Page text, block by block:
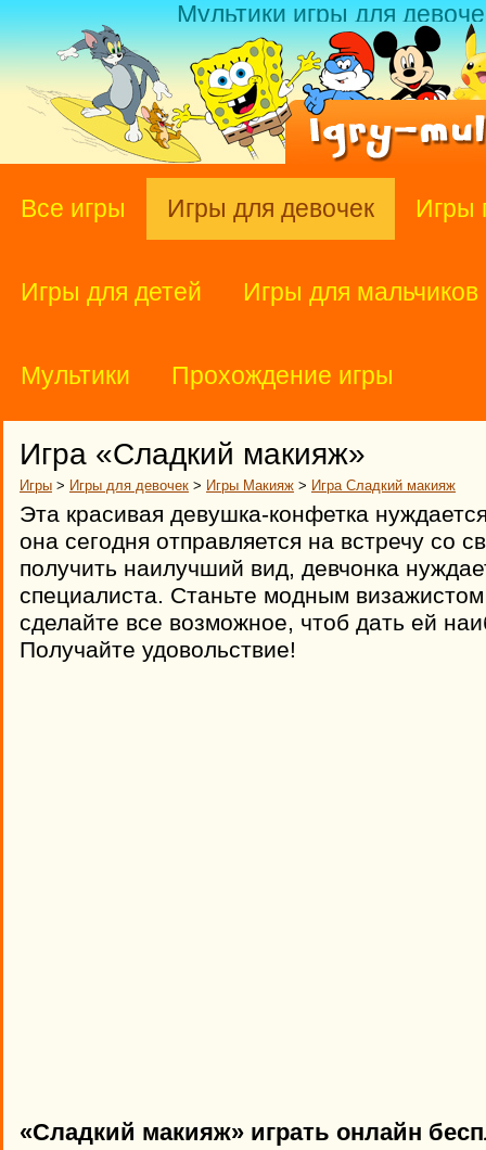
Мультики игры для
Все игры Игры для девочек Игры
Игры для детей Игры для мальчиков
Мультики Прохождение игры
Игра «Сладкий макияж»
Игры > Игры для девочек > Игры Макияж > Игра Сладкий макияж
Эта красивая девушка-конфетка
она сегодня отправляется на встречу со
получить наилучший вид, девчонка
специалиста. Станьте модным
сделайте все возможное, чтоб дать ей
Получайте удовольствие!
«Сладкий макияж» играть онлайн